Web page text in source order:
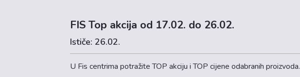
FIS Top akcija od 17.02. do 26.02.
Ističe: 26.02.
U Fis centrima potražite TOP akciju i TOP cijene odabranih proizvoda.